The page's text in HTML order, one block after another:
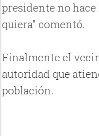
presidente no hace
quiera" comentó.
Finalmente el
autoridad que
población.